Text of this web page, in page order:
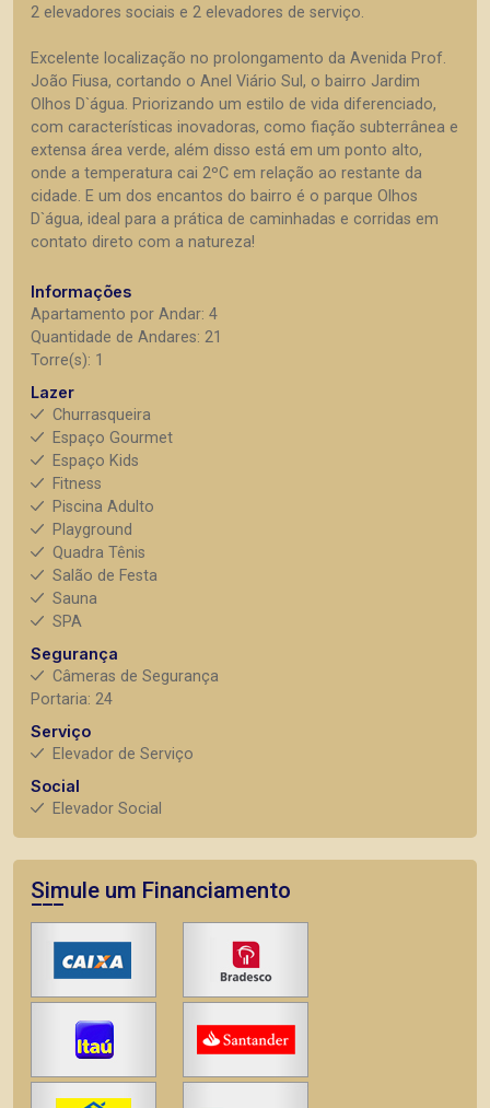
2 elevadores sociais e 2 elevadores de serviço.
Excelente localização no prolongamento da Avenida Prof.
João Fiusa, cortando o Anel Viário Sul, o bairro Jardim
Olhos D`água. Priorizando um estilo de vida diferenciado,
com características inovadoras, como fiação subterrânea e
extensa área verde, além disso está em um ponto alto,
onde a temperatura cai 2ºC em relação ao restante da
cidade. E um dos encantos do bairro é o parque Olhos
D`água, ideal para a prática de caminhadas e corridas em
contato direto com a natureza!
Informações
Apartamento por Andar: 4
Quantidade de Andares: 21
Torre(s): 1
Lazer
Churrasqueira
Espaço Gourmet
Espaço Kids
Fitness
Piscina Adulto
Playground
Quadra Tênis
Salão de Festa
Sauna
SPA
Segurança
Câmeras de Segurança
Portaria: 24
Serviço
Elevador de Serviço
Social
Elevador Social
Simule um Financiamento